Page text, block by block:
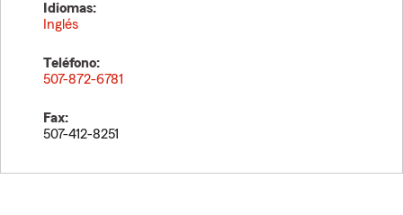
Idiomas:
Inglés
Teléfono:
507-872-6781
Fax:
507-412-8251